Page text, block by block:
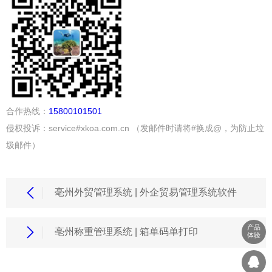
合作热线： 15800101501
侵权投诉：service#xkoa.com.cn （发邮件时请将#换成@，为防止垃
圾邮件）
亳州外贸管理系统 | 外企贸易管理系统软件
亳州称重管理系统 | 箱单码单打印
产品
体验